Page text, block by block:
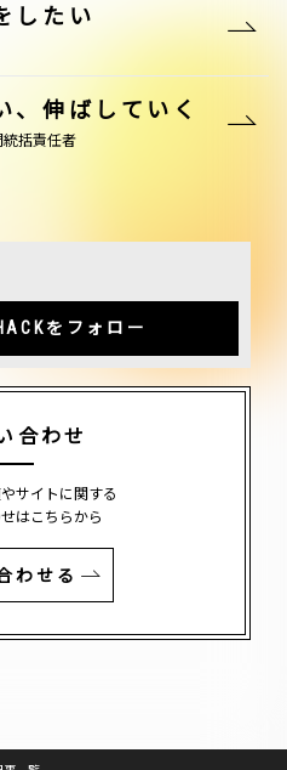
したい
、伸ばしていく
統括責任者
をフォロー
合わせ
サイトに関する
はこちらから
わせる